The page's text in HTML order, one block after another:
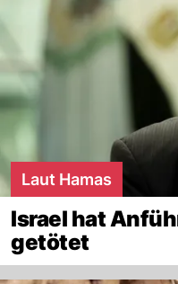
Laut Hamas
Israel hat
getötet